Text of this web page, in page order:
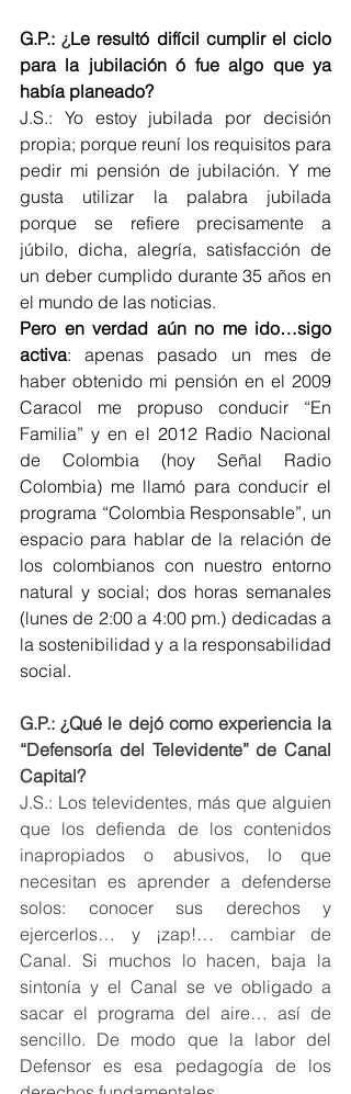
G.P.: ¿Le resultó difícil cumplir el ciclo
para la jubilación ó fue algo que ya
había planeado?
J.S.: Yo estoy jubilada por decisión
propia; porque reuní los requisitos para
pedir mi pensión de jubilación. Y me
gusta utilizar la palabra jubilada
porque se refiere precisamente a
júbilo, dicha, alegría, satisfacción de
un deber cumplido durante 35 años en
el mundo de las noticias.
Pero en verdad aún no me ido…sigo
activa: apenas pasado un mes de
haber obtenido mi pensión en el 2009
Caracol me propuso conducir “En
Familia” y en el 2012 Radio Nacional
de Colombia (hoy Señal Radio
Colombia) me llamó para conducir el
programa “Colombia Responsable”, un
espacio para hablar de la relación de
los colombianos con nuestro entorno
natural y social; dos horas semanales
(lunes de 2:00 a 4:00 pm.) dedicadas a
la sostenibilidad y a la responsabilidad
social.
G.P.: ¿Qué le dejó como experiencia la
“Defensoría del Televidente” de Canal
Capital?
J.S.: Los televidentes, más que alguien
que los defienda de los contenidos
inapropiados o abusivos, lo que
necesitan es aprender a defenderse
solos: conocer sus derechos y
ejercerlos… y ¡zap!… cambiar de
Canal. Si muchos lo hacen, baja la
sintonía y el Canal se ve obligado a
sacar el programa del aire… así de
sencillo. De modo que la labor del
Defensor es esa pedagogía de los